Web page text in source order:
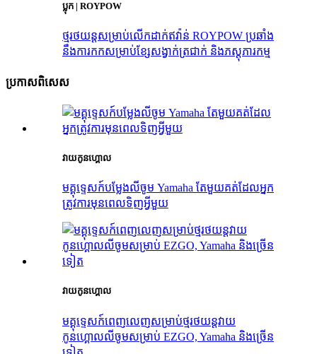
ប្លុក | ROYPOW
ថ្មរថយន្តសម្រាប់លើកដាក់ឥវ៉ាន់ ROYPOW ប្រឆាំង
នឹងការកកសម្រាប់ខ្សែសង្វាក់ត្រជាក់ និងភស្តុភារកម្ម
ប្រកាស​ពិសេស
វាយកូនហ្គោល
មគ្គុទ្ទេសក៍បម្លែងលីចូម Yamaha តែមួយគត់ដែលអ្នក
ត្រូវការមុនពេលទិញអ្វីមួយ
វាយកូនហ្គោល
មគ្គុទ្ទេសក៍ពេញលេញសម្រាប់ថ្មរថយន្តវាយ
កូនហ្គោលលីចូមសម្រាប់ EZGO, Yamaha និងច្រើន